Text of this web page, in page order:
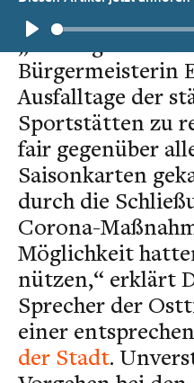
Play
„Wir begrüßen
Bürgermeisterin
Ausfalltage der
Sportstätten zu
fair gegenüber
Saisonkarten
durch die
Corona-
Möglichkeit
nützen,“ erklärt
Sprecher der
einer
der Stadt.